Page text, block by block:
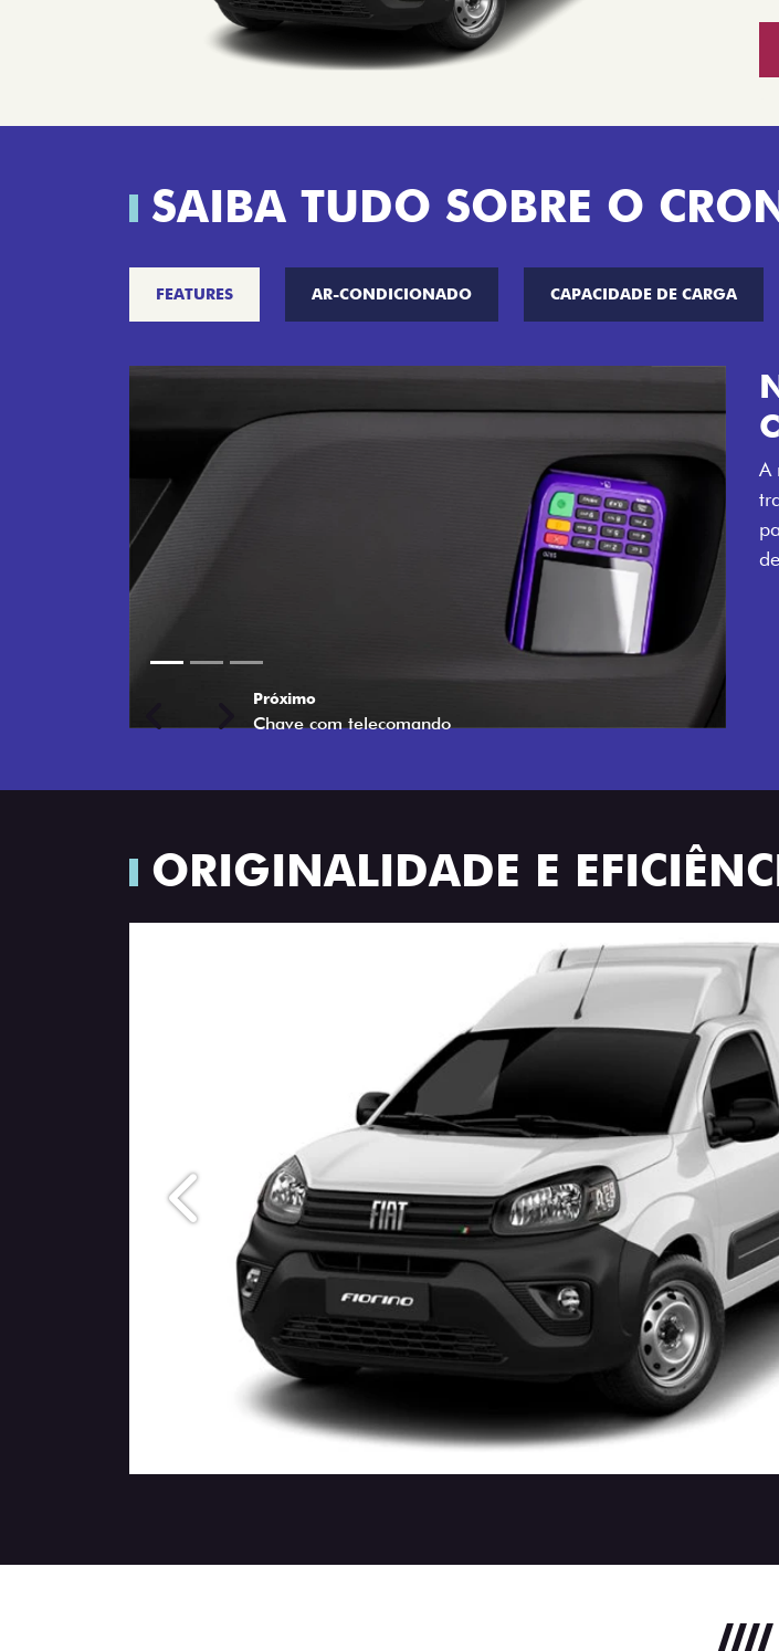
SAIBA TUDO SOBRE O
FEATURES AR-CONDICIONADO CAPACIDADE DE CARGA
PreviousNext
ORIGINALIDADE E
Anterior